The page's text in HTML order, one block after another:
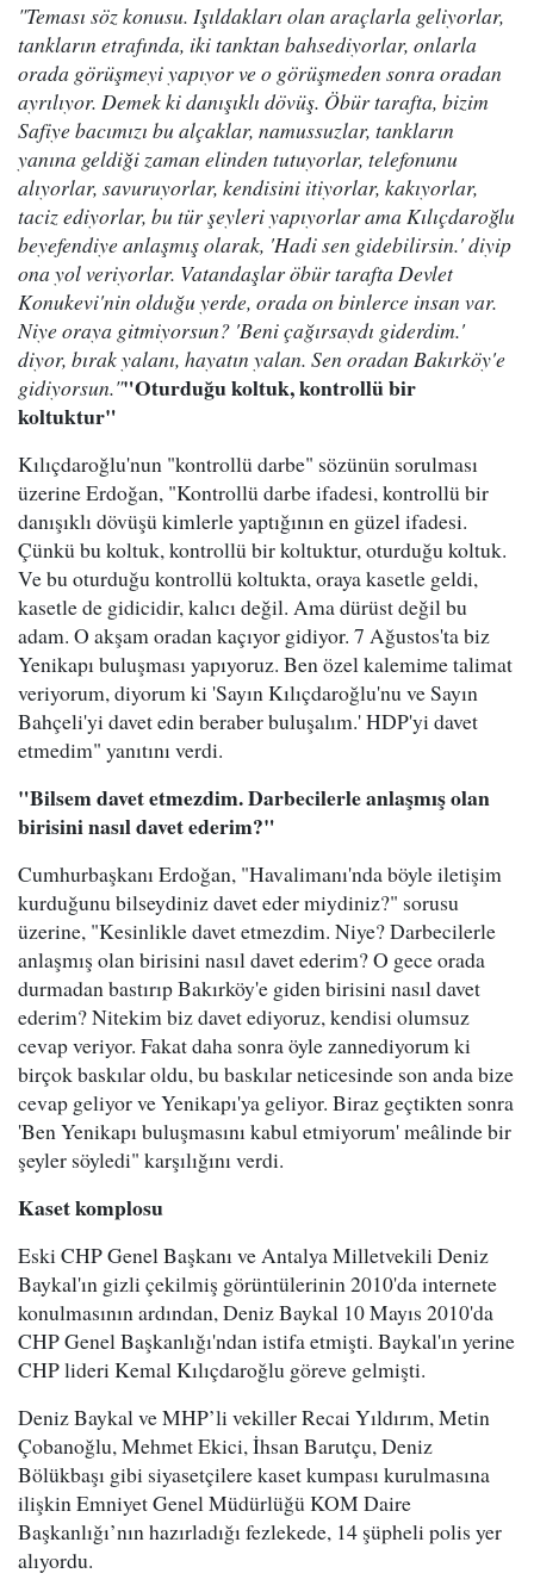
"Teması söz konusu. Işıldakları olan araçlarla geliyorlar,
tankların etrafında, iki tanktan bahsediyorlar, onlarla
orada görüşmeyi yapıyor ve o görüşmeden sonra oradan
ayrılıyor. Demek ki danışıklı dövüş. Öbür tarafta, bizim
Safiye bacımızı bu alçaklar, namussuzlar, tankların
yanına geldiği zaman elinden tutuyorlar, telefonunu
alıyorlar, savuruyorlar, kendisini itiyorlar, kakıyorlar,
taciz ediyorlar, bu tür şeyleri yapıyorlar ama Kılıçdaroğlu
beyefendiye anlaşmış olarak, 'Hadi sen gidebilirsin.' diyip
ona yol veriyorlar. Vatandaşlar öbür tarafta Devlet
Konukevi'nin olduğu yerde, orada on binlerce insan var.
Niye oraya gitmiyorsun? 'Beni çağırsaydı giderdim.'
diyor, bırak yalanı, hayatın yalan. Sen oradan Bakırköy'e
gidiyorsun.""Oturduğu koltuk, kontrollü bir
koltuktur"
Kılıçdaroğlu'nun "kontrollü darbe" sözünün sorulması
üzerine Erdoğan, "Kontrollü darbe ifadesi, kontrollü bir
danışıklı dövüşü kimlerle yaptığının en güzel ifadesi.
Çünkü bu koltuk, kontrollü bir koltuktur, oturduğu koltuk.
Ve bu oturduğu kontrollü koltukta, oraya kasetle geldi,
kasetle de gidicidir, kalıcı değil. Ama dürüst değil bu
adam. O akşam oradan kaçıyor gidiyor. 7 Ağustos'ta biz
Yenikapı buluşması yapıyoruz. Ben özel kalemime talimat
veriyorum, diyorum ki 'Sayın Kılıçdaroğlu'nu ve Sayın
Bahçeli'yi davet edin beraber buluşalım.' HDP'yi davet
etmedim" yanıtını verdi.
"Bilsem davet etmezdim. Darbecilerle anlaşmış olan
birisini nasıl davet ederim?"
Cumhurbaşkanı Erdoğan, "Havalimanı'nda böyle iletişim
kurduğunu bilseydiniz davet eder miydiniz?" sorusu
üzerine, "Kesinlikle davet etmezdim. Niye? Darbecilerle
anlaşmış olan birisini nasıl davet ederim? O gece orada
durmadan bastırıp Bakırköy'e giden birisini nasıl davet
ederim? Nitekim biz davet ediyoruz, kendisi olumsuz
cevap veriyor. Fakat daha sonra öyle zannediyorum ki
birçok baskılar oldu, bu baskılar neticesinde son anda bize
cevap geliyor ve Yenikapı'ya geliyor. Biraz geçtikten sonra
'Ben Yenikapı buluşmasını kabul etmiyorum' meâlinde bir
şeyler söyledi" karşılığını verdi.
Kaset komplosu
Eski CHP Genel Başkanı ve Antalya Milletvekili Deniz
Baykal'ın gizli çekilmiş görüntülerinin 2010'da internete
konulmasının ardından, Deniz Baykal 10 Mayıs 2010'da
CHP Genel Başkanlığı'ndan istifa etmişti. Baykal'ın yerine
CHP lideri Kemal Kılıçdaroğlu göreve gelmişti.
Deniz Baykal ve MHP’li vekiller Recai Yıldırım, Metin
Çobanoğlu, Mehmet Ekici, İhsan Barutçu, Deniz
Bölükbaşı gibi siyasetçilere kaset kumpası kurulmasına
ilişkin Emniyet Genel Müdürlüğü KOM Daire
Başkanlığı’nın hazırladığı fezlekede, 14 şüpheli polis yer
alıyordu.